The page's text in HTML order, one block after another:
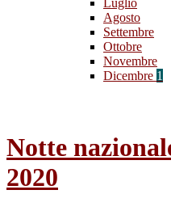
Luglio
Agosto
Settembre
Ottobre
Novembre
Dicembre 1
Notte
2020